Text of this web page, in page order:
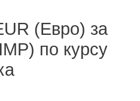
(Евро) за
по курсу